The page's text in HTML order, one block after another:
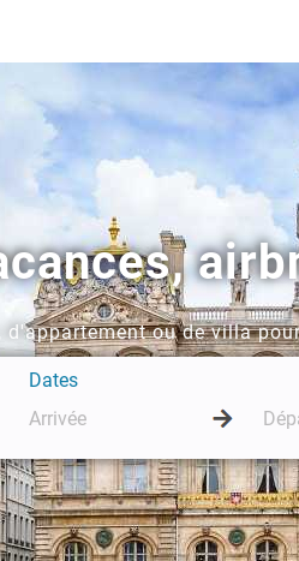
ou de villa
Dates